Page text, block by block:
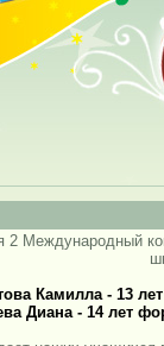
2 Международный
Камилла - 13
Диана - 14 лет